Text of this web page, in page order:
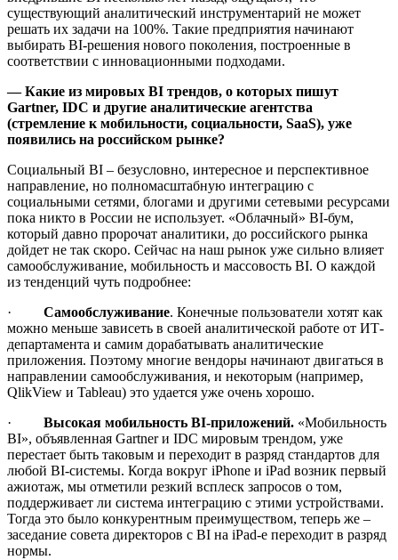
существующий аналитический инструментарий не может
решать их задачи на 100%. Такие предприятия начинают
выбирать BI-решения нового поколения, построенные в
соответствии с инновационными подходами.
— Какие из мировых BI трендов, о которых пишут
Gartner, IDC и другие аналитические агентства
(стремление к мобильности, социальности, SaaS), уже
появились на российском рынке?
Социальный BI – безусловно, интересное и перспективное
направление, но полномасштабную интеграцию с
социальными сетями, блогами и другими сетевыми ресурсами
пока никто в России не использует. «Облачный» BI-бум,
который давно пророчат аналитики, до российского рынка
дойдет не так скоро. Сейчас на наш рынок уже сильно влияет
самообслуживание, мобильность и массовость BI. О каждой
из тенденций чуть подробнее:
· Самообслуживание. Конечные пользователи хотят как
можно меньше зависеть в своей аналитической работе от ИТ-
департамента и самим дорабатывать аналитические
приложения. Поэтому многие вендоры начинают двигаться в
направлении самообслуживания, и некоторым (например,
QlikView и Tableau) это удается уже очень хорошо.
· Высокая мобильность BI-приложений. «Мобильность
BI», объявленная Gartner и IDC мировым трендом, уже
перестает быть таковым и переходит в разряд стандартов для
любой BI-системы. Когда вокруг iPhone и iPad возник первый
ажиотаж, мы отметили резкий всплеск запросов о том,
поддерживает ли система интеграцию с этими устройствами.
Тогда это было конкурентным преимуществом, теперь же –
заседание совета директоров с BI на iPad-e переходит в разряд
нормы.